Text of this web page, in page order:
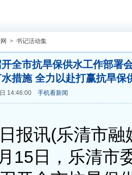
> 书记活动集
全市抗旱保供水工作部署
水措施 全力以赴打赢抗旱保
14:46:00 手机看新闻
讯(乐清市融
15日，乐清市